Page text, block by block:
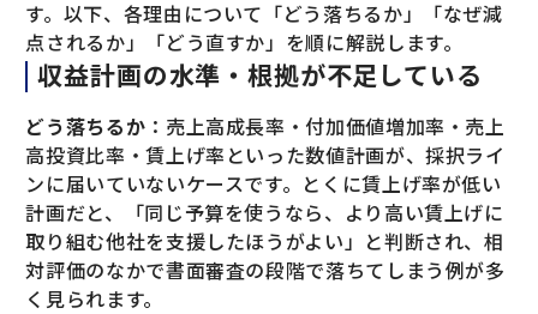
す。以下、各理由について「どう落ちるか」「なぜ減
点されるか」「どう直すか」を順に解説します。
収益計画の水準・根拠が不足している
どう落ちるか ：売上高成長率・付加価値増加率・売上
高投資比率・賃上げ率といった数値計画が、採択ライ
ンに届いていないケースです。とくに賃上げ率が低い
計画だと、「同じ予算を使うなら、より高い賃上げに
取り組む他社を支援したほうがよい」と判断され、相
対評価のなかで書面審査の段階で落ちてしまう例が多
く見られます。